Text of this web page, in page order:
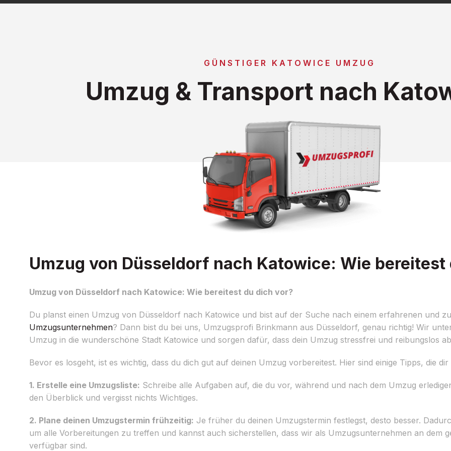
GÜNSTIGER KATOWICE UMZUG
Umzug & Transport nach
Umzug von Düsseldorf nach Katowice: Wie bereitest
Umzug von Düsseldorf nach Katowice: Wie bereitest du dich vor?
Du planst einen Umzug von Düsseldorf nach Katowice und bist auf der Suche nach einem erfahrenen und
Umzugsunternehmen? Dann bist du bei uns, Umzugsprofi Brinkmann aus Düsseldorf, genau richtig! Wir
Umzug in die wunderschöne Stadt Katowice und sorgen dafür, dass dein Umzug stressfrei und reibungslos
Bevor es losgeht, ist es wichtig, dass du dich gut auf deinen Umzug vorbereitest. Hier sind einige Tipps, die
1. Erstelle eine Umzugsliste: Schreibe alle Aufgaben auf, die du vor, während und nach dem Umzug
den Überblick und vergisst nichts Wichtiges.
2. Plane deinen Umzugstermin frühzeitig: Je früher du deinen Umzugstermin festlegst, desto besser.
um alle Vorbereitungen zu treffen und kannst auch sicherstellen, dass wir als Umzugsunternehmen an dem
verfügbar sind.